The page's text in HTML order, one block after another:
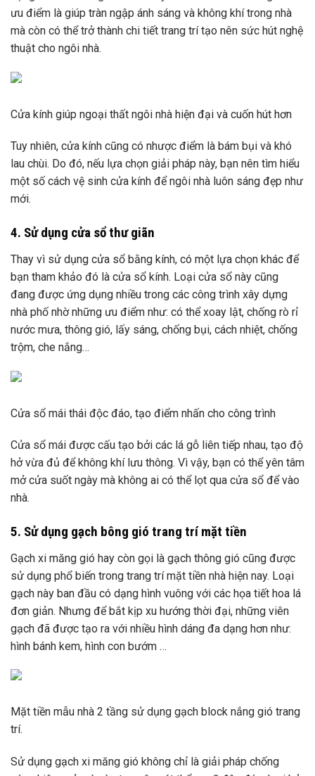
ưu điểm là giúp tràn ngập ánh sáng và không khí trong nhà
mà còn có thể trở thành chi tiết trang trí tạo nên sức hút nghệ
thuật cho ngôi nhà.
Cửa kính giúp ngoại thất ngôi nhà hiện đại và cuốn hút hơn
Tuy nhiên, cửa kính cũng có nhược điểm là bám bụi và khó
lau chùi. Do đó, nếu lựa chọn giải pháp này, bạn nên tìm hiểu
một số cách vệ sinh cửa kính để ngôi nhà luôn sáng đẹp như
mới.
4. Sử dụng cửa sổ thư giãn
Thay vì sử dụng cửa sổ bằng kính, có một lựa chọn khác để
bạn tham khảo đó là cửa sổ kính. Loại cửa sổ này cũng
đang được ứng dụng nhiều trong các công trình xây dựng
nhà phố nhờ những ưu điểm như: có thể xoay lật, chống rò rỉ
nước mưa, thông gió, lấy sáng, chống bụi, cách nhiệt, chống
trộm, che nắng…
Cửa sổ mái thái độc đáo, tạo điểm nhấn cho công trình
Cửa sổ mái được cấu tạo bởi các lá gỗ liên tiếp nhau, tạo độ
hở vừa đủ để không khí lưu thông. Vì vậy, bạn có thể yên tâm
mở cửa suốt ngày mà không ai có thể lọt qua cửa sổ để vào
nhà.
5. Sử dụng gạch bông gió trang trí mặt tiền
Gạch xi măng gió hay còn gọi là gạch thông gió cũng được
sử dụng phổ biến trong trang trí mặt tiền nhà hiện nay. Loại
gạch này ban đầu có dạng hình vuông với các họa tiết hoa lá
đơn giản. Nhưng để bắt kịp xu hướng thời đại, những viên
gạch đã được tạo ra với nhiều hình dáng đa dạng hơn như:
hình bánh kem, hình con bướm …
Mặt tiền mẫu nhà 2 tầng sử dụng gạch block nắng gió trang
trí.
Sử dụng gạch xi măng gió không chỉ là giải pháp chống